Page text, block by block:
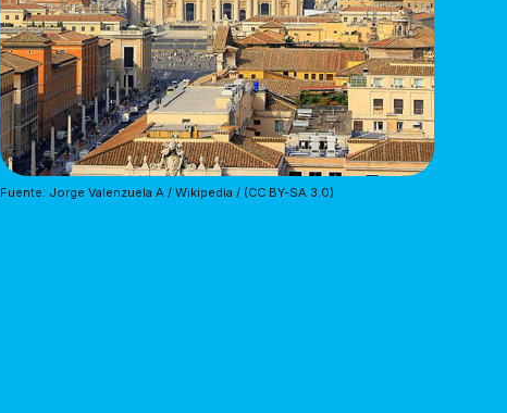
Fuente: Jorge Valenzuela A / Wikipedia / (CC BY-SA 3.0)